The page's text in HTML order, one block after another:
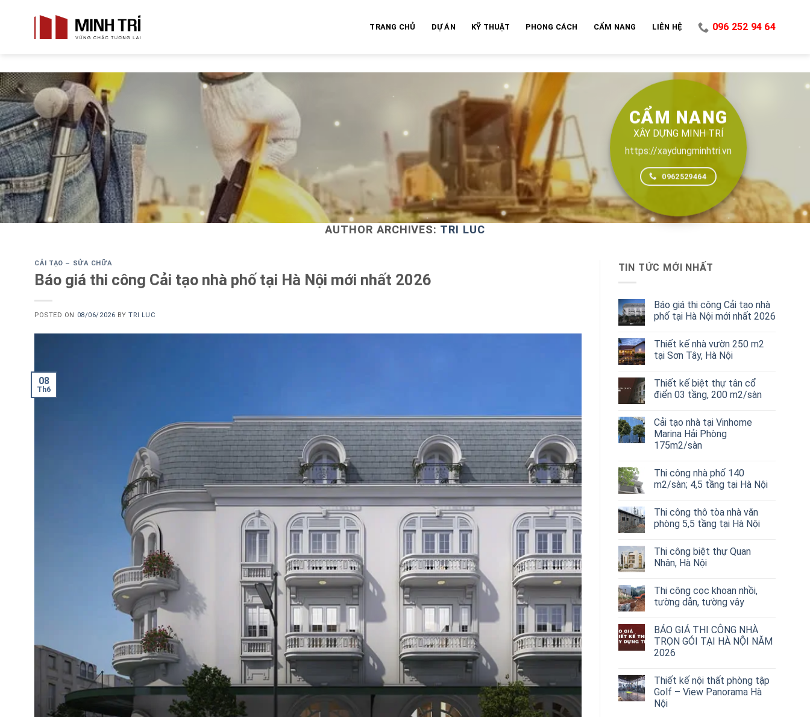
TRANG CHỦ DỰ ÁN KỸ THUẬT PHONG CÁCH CẨM NANG LIÊN HỆ 096 252 94 64
CẨM NANG
XÂY DỰNG MINH TRÍ
https://xaydungminhtri.vn
0962529464
AUTHOR ARCHIVES: TRI LUC
CẢI TẠO – SỬA CHỮA
Báo giá thi công Cải tạo nhà phố tại Hà Nội mới nhất 2026
POSTED ON 08/06/2026 BYTRI LUC
08
Th6
TIN TỨC MỚI NHẤT
Báo giá thi công Cải tạo nhà
phố tại Hà Nội mới nhất 2026
Thiết kế nhà vườn 250 m2
tại Sơn Tây, Hà Nội
Thiết kế biệt thự tân cổ
điển 03 tầng, 200 m2/sàn
Cải tạo nhà tại Vinhome
Marina Hải Phòng
175m2/sàn
Thi công nhà phố 140
m2/sàn; 4,5 tầng tại Hà Nội
Thi công thô tòa nhà văn
phòng 5,5 tầng tại Hà Nội
Thi công biệt thự Quan
Nhân, Hà Nội
Thi công cọc khoan nhồi,
tường dẫn, tường vây
BÁO GIÁ THI CÔNG NHÀ
TRỌN GÓI TẠI HÀ NỘI NĂM
2026
Thiết kế nội thất phòng tập
Golf – View Panorama Hà
Nội